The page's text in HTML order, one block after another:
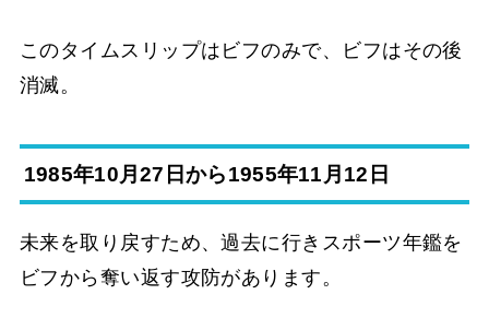
このタイムスリップはビフのみで、ビフはその後
消滅。
1985年10月27日から1955年11月12日
未来を取り戻すため、過去に行きスポーツ年鑑を
ビフから奪い返す攻防があります。